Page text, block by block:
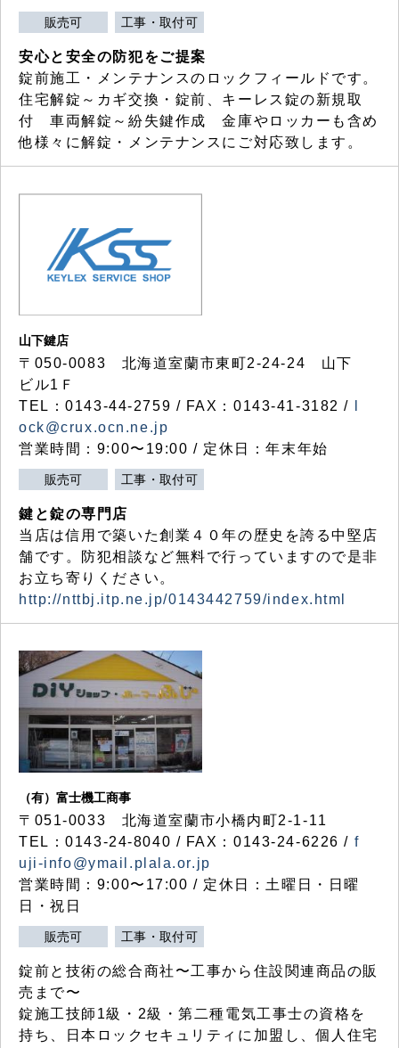
販売可 工事・取付可
安心と安全の防犯をご提案
錠前施工・メンテナンスのロックフィールドです。
住宅解錠～カギ交換・錠前、キーレス錠の新規取
付 車両解錠～紛失鍵作成 金庫やロッカーも含め
他様々に解錠・メンテナンスにご対応致します。
山下鍵店
〒050-0083 北海道室蘭市東町2-24-24 山下
ビル1Ｆ
TEL：0143-44-2759 / FAX：0143-41-3182 /
ock@crux.ocn.ne.jp
営業時間：9:00〜19:00 / 定休日：年末年始
販売可 工事・取付可
鍵と錠の専門店
当店は信用で築いた創業４０年の歴史を誇る中堅店
舗です。防犯相談など無料で行っていますので是非
お立ち寄りください。
http://nttbj.itp.ne.jp/0143442759/index.html
（有）富士機工商事
〒051-0033 北海道室蘭市小橋内町2-1-11
TEL：0143-24-8040 / FAX：0143-24-6226 / f
uji-info@ymail.plala.or.jp
営業時間：9:00〜17:00 / 定休日：土曜日・日曜
日・祝日
販売可 工事・取付可
錠前と技術の総合商社〜工事から住設関連商品の販
売まで〜
錠施工技師1級・2級・第二種電気工事士の資格を
持ち、日本ロックセキュリティに加盟し、個人住宅